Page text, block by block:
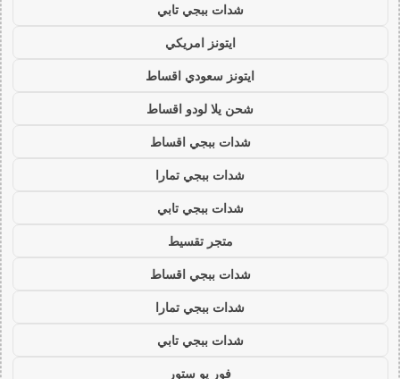
شدات ببجي تابي
ايتونز امريكي
ايتونز سعودي اقساط
شحن يلا لودو اقساط
شدات ببجي اقساط
شدات ببجي تمارا
شدات ببجي تابي
متجر تقسيط
شدات ببجي اقساط
شدات ببجي تمارا
شدات ببجي تابي
فور يو ستور